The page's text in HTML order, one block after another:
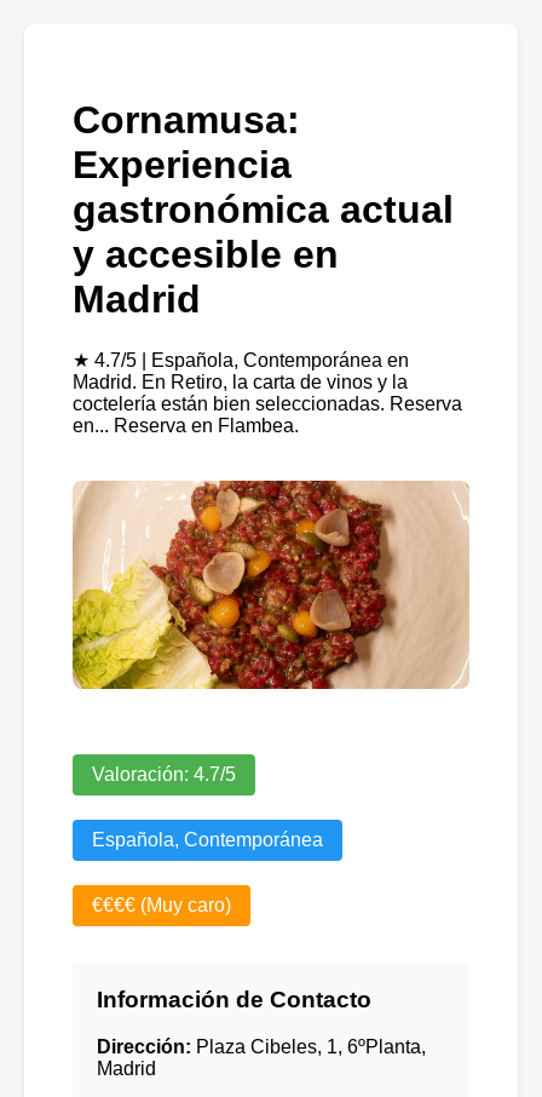
Cornamusa:
Experiencia
gastronómica actual
y accesible en
Madrid
★ 4.7/5 | Española, Contemporánea en
Madrid. En Retiro, la carta de vinos y la
coctelería están bien seleccionadas. Reserva
en... Reserva en Flambea.
Valoración: 4.7/5
Española, Contemporánea
€€€€ (Muy caro)
Información de Contacto
Dirección: Plaza Cibeles, 1, 6ºPlanta,
Madrid